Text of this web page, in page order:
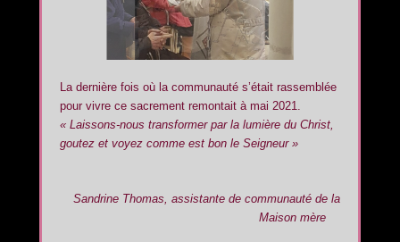
La dernière fois où la communauté s’était rassemblée
pour vivre ce sacrement remontait à mai 2021.
« Laissons-nous transformer par la lumière du Christ,
goutez et voyez comme est bon le Seigneur »
Sandrine Thomas, assistante de communauté de la
Maison mère